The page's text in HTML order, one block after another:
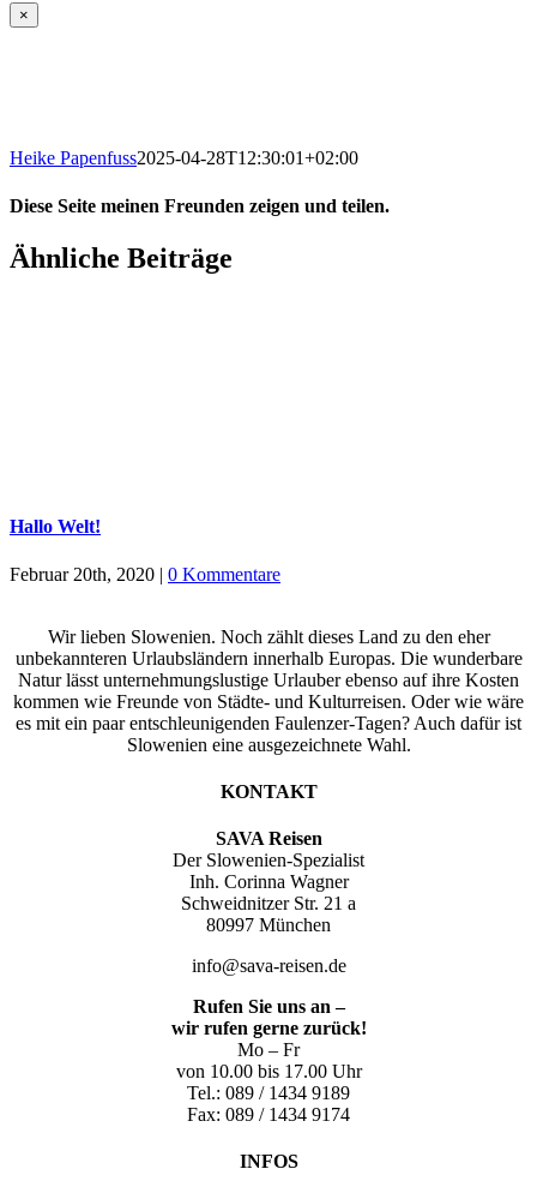
×
Heike Papenfuss2025-04-28T12:30:01+02:00
Diese Seite meinen Freunden zeigen und teilen.
Facebook
X
LinkedIn
WhatsApp
Tumblr
Pinterest
Ähnliche Beiträge
Hallo Welt!
Februar 20th, 2020 | 0 Kommentare
Wir lieben Slowenien. Noch zählt dieses Land zu den eher
unbekannteren Urlaubsländern innerhalb Europas. Die wunderbare
Natur lässt unternehmungslustige Urlauber ebenso auf ihre Kosten
kommen wie Freunde von Städte- und Kulturreisen. Oder wie wäre
es mit ein paar entschleunigenden Faulenzer-Tagen? Auch dafür ist
Slowenien eine ausgezeichnete Wahl.
KONTAKT
SAVA Reisen
Der Slowenien-Spezialist
Inh. Corinna Wagner
Schweidnitzer Str. 21 a
80997 München
info@sava-reisen.de
Rufen Sie uns an –
wir rufen gerne zurück!
Mo – Fr
von 10.00 bis 17.00 Uhr
Tel.: 089 / 1434 9189
Fax: 089 / 1434 9174
INFOS